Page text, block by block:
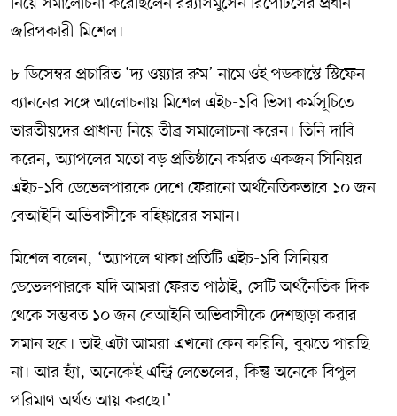
জরিপকারী মিশেল।
৮ ডিসেম্বর প্রচারিত ‘দ্য ওয়্যার রুম’ নামে ওই পডকাস্টে স্টিফেন
ব্যাননের সঙ্গে আলোচনায় মিশেল এইচ-১বি ভিসা কর্মসূচিতে
ভারতীয়দের প্রাধান্য নিয়ে তীব্র সমালোচনা করেন। তিনি দাবি
করেন, অ্যাপলের মতো বড় প্রতিষ্ঠানে কর্মরত একজন সিনিয়র
এইচ-১বি ডেভেলপারকে দেশে ফেরানো অর্থনৈতিকভাবে ১০ জন
বেআইনি অভিবাসীকে বহিষ্কারের সমান।
মিশেল বলেন, ‘অ্যাপলে থাকা প্রতিটি এইচ-১বি সিনিয়র
ডেভেলপারকে যদি আমরা ফেরত পাঠাই, সেটি অর্থনৈতিক দিক
থেকে সম্ভবত ১০ জন বেআইনি অভিবাসীকে দেশছাড়া করার
সমান হবে। তাই এটা আমরা এখনো কেন করিনি, বুঝতে পারছি
না। আর হ্যাঁ, অনেকেই এন্ট্রি লেভেলের, কিন্তু অনেকে বিপুল
পরিমাণ অর্থও আয় করছে।’